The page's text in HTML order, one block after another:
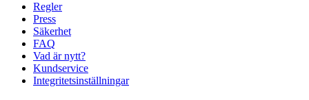
Regler
Press
Säkerhet
FAQ
Vad är nytt?
Kundservice
Integritetsinställningar